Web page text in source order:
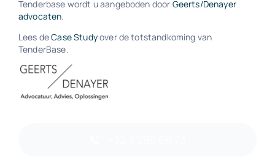
Tenderbase wordt u aangeboden door Geerts/Denayer
advocaten.
Lees deCase Studyover de totstandkoming van
TenderBase.